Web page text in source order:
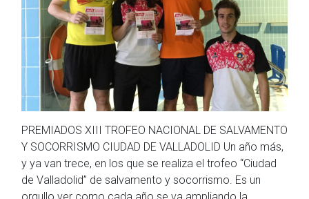
PREMIADOS XIII TROFEO NACIONAL DE SALVAMENTO
Y SOCORRISMO CIUDAD DE VALLADOLID Un año más,
y ya van trece, en los que se realiza el trofeo “Ciudad
de Valladolid” de salvamento y socorrismo. Es un